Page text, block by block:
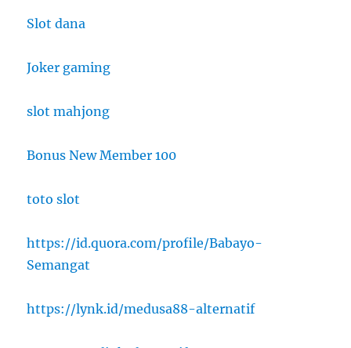
Slot dana
Joker gaming
slot mahjong
Bonus New Member 100
toto slot
https://id.quora.com/profile/Babayo-
Semangat
https://lynk.id/medusa88-alternatif